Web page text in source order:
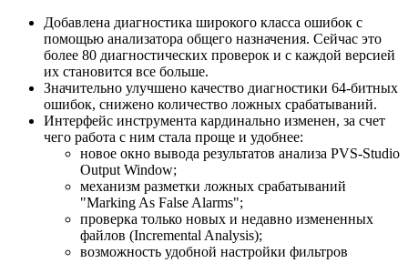
Добавлена диагностика широкого класса ошибок с
помощью анализатора общего назначения. Сейчас это
более 80 диагностических проверок и с каждой версией
их становится все больше.
Значительно улучшено качество диагностики 64-битных
ошибок, снижено количество ложных срабатываний.
Интерфейс инструмента кардинально изменен, за счет
чего работа с ним стала проще и удобнее:
новое окно вывода результатов анализа PVS-Studio
Output Window;
механизм разметки ложных срабатываний
"Marking As False Alarms";
проверка только новых и недавно измененных
файлов (Incremental Analysis);
возможность удобной настройки фильтров